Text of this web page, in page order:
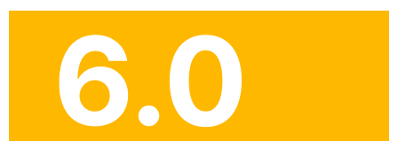
6.0